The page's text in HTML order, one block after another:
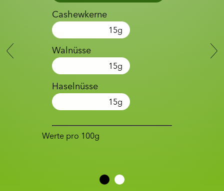
Cashewkerne
15g
Walnüsse
15g
Haselnüsse
15g
Werte pro 100g